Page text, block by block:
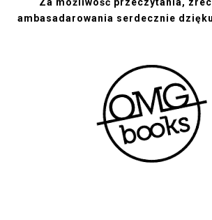
Za możliwość przeczytania,
ambasadarowania serdecznie